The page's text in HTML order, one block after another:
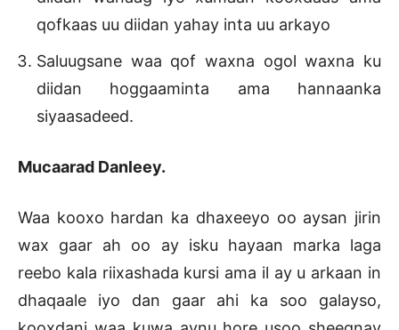
qofkaas uu diidan yahay inta uu arkayo
Saluugsane waa qof waxna ogol waxna ku
diidan hoggaaminta ama hannaanka
siyaasadeed.
Mucaarad Danleey.
Waa kooxo hardan ka dhaxeeyo oo aysan jirin
wax gaar ah oo ay isku hayaan marka laga
reebo kala riixashada kursi ama il ay u arkaan in
dhaqaale iyo dan gaar ahi ka soo galayso,